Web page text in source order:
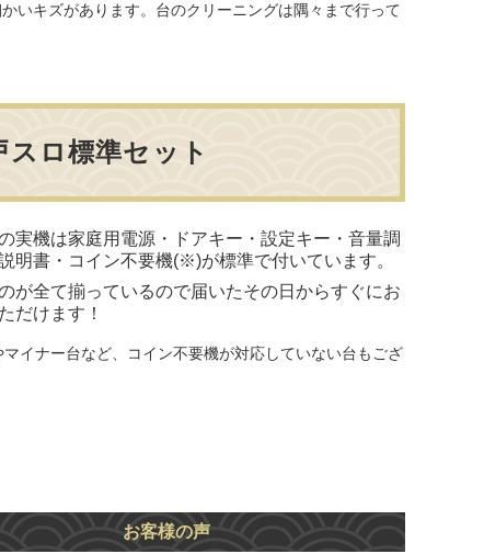
いキズがあります。台のクリーニングは隅々まで行って
スロ標準セット
実機は家庭用電源・ドアキー・設定キー・音量調
明書・コイン不要機(※)が標準で付いています。
が全て揃っているので届いたその日からすぐにお
だけます！
イナー台など、コイン不要機が対応していない台もござ
お客様の声